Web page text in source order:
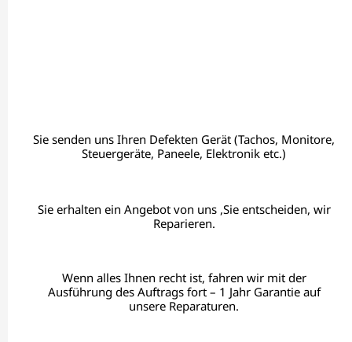
Sie senden uns Ihren Defekten Gerät (Tachos, Monitore,
Steuergeräte, Paneele, Elektronik etc.)
Sie erhalten ein Angebot von uns ,Sie entscheiden, wir
Reparieren.
Wenn alles Ihnen recht ist, fahren wir mit der
Ausführung des Auftrags fort – 1 Jahr Garantie auf
unsere Reparaturen.